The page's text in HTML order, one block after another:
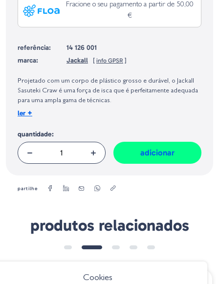
Fracione o seu pagamento a partir de 50,00
€
referência:
14 126 001
marca:
Jackall [ info GPSR ]
Europeia, dos produtos da marca, conforme requerido no Regulamento
Geral sobre a Segurança dos Produtos (GPSR):
Projetado com um corpo de plástico grosso e durável, o Jackall
Sasuteki Craw é uma força de isca que é perfeitamente adequada
para uma ampla gama de técnicas.
Quantidade:
ler +
quantidade:
adicionar
partilhe
produtos relacionados
Cookies